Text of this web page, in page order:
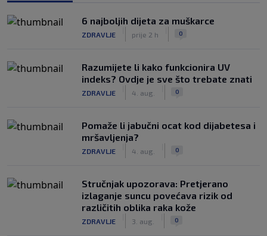
6 najboljih dijeta za muškarce
ZDRAVLJE prije 2 h 0
Razumijete li kako funkcionira UV
indeks? Ovdje je sve što trebate znati
ZDRAVLJE 4. aug. 0
Pomaže li jabučni ocat kod dijabetesa i
mršavljenja?
ZDRAVLJE 4. aug. 0
Stručnjak upozorava: Pretjerano
izlaganje suncu povećava rizik od
različitih oblika raka kože
ZDRAVLJE 3. aug. 0